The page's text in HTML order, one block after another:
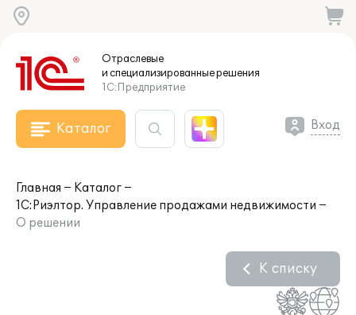
Отраслевые
и специализированныерешения
1С:Предприятие
Каталог Вход
Главная
Каталог
1С:Риэлтор. Управление продажами недвижимости
О решении
К списку